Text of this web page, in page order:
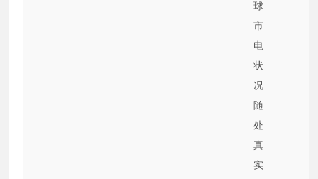
球
市
电
状
况
随
处
真
实